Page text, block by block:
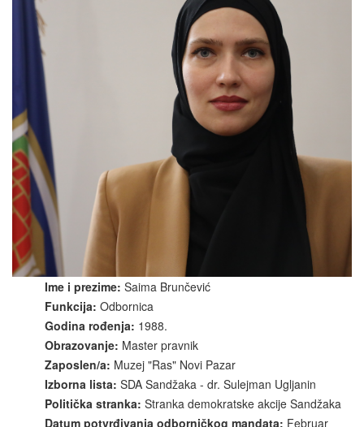
Ime i prezime: Saima Brunčević
Funkcija: Odbornica
Godina rođenja: 1988.
Obrazovanje: Master pravnik
Zaposlen/a: Muzej "Ras" Novi Pazar
Izborna lista: SDA Sandžaka - dr. Sulejman Ugljanin
Politička stranka: Stranka demokratske akcije Sandžaka
Datum potvrđivanja odborničkog mandata: Februar